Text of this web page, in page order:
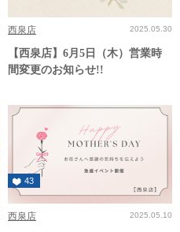
西泉店 2025.05.30
【西泉店】6月5日（木）営業時
間変更のお知らせ!!
43
西泉店 2025.05.10